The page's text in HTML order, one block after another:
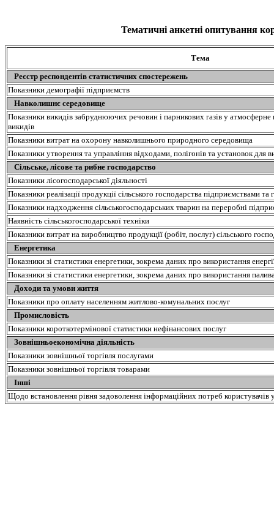
Тематичні анкетні опитування
Тема
Реєстр респондентів статистичних спостережень
Показники демографії підприємств
Навколишнє середовище
Показники викидів забруднюючих речовин і парникових газів у атмосферне
викидів
Показники витрат на охорону навколишнього природного середовища
Показники утворення та управління відходами, полігонів та установок для
Сільське, лісове та рибне господарство
Показники лісогосподарської діяльності
Показники реалізації продукції сільського господарства підприємствами
Показники надходження сільськогосподарських тварин на переробні
Наявність сільськогосподарської техніки
Показники витрат на виробництво продукції (робіт, послуг) сільського
Енергетика
Показники зі статистики енергетики, зокрема даних про використання
Показники зі статистики енергетики, зокрема даних про використання
Доходи та умови життя
Показники про оплату населенням житлово-комунальних послуг
Промисловість
Показники короткотермінової статистики нефінансових послуг
Зовнішньоекономічна діяльність
Показники зовнішньої торгівля послугами
Показники зовнішньої торгівля товарами
Інші
Щодо встановлення рівня задоволення інформаційних потреб користувачів